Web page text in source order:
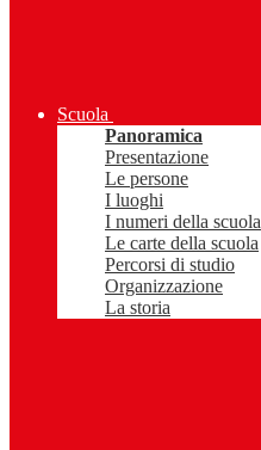
Scuola
Panoramica
Presentazione
Le persone
I luoghi
I numeri della scuola
Le carte della scuola
Percorsi di studio
Organizzazione
La storia